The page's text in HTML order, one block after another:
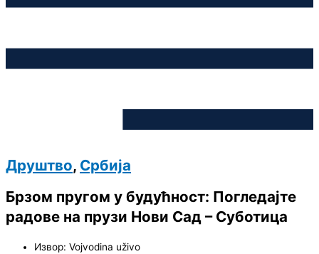
Друштво, Србија
Брзом пругом у будућност: Погледајте
радове на прузи Нови Сад – Суботица
Извор: Vojvodina uživo